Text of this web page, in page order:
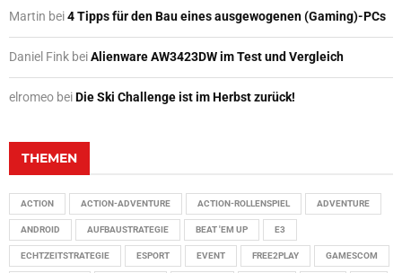
Martin bei4 Tipps für den Bau eines ausgewogenen (Gaming)-PCs
Daniel Fink beiAlienware AW3423DW im Test und Vergleich
elromeo beiDie Ski Challenge ist im Herbst zurück!
THEMEN
ACTION ACTION-ADVENTURE ACTION-ROLLENSPIEL ADVENTURE
ANDROID AUFBAUSTRATEGIE BEAT 'EM UP E3
ECHTZEITSTRATEGIE ESPORT EVENT FREE2PLAY GAMESCOM